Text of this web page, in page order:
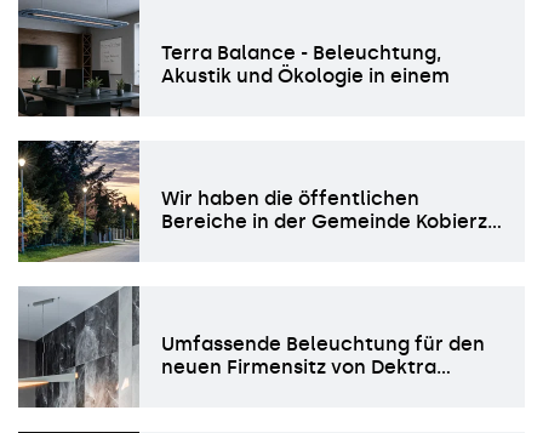
Terra Balance - Beleuchtung,
Akustik und Ökologie in einem
Wir haben die öffentlichen
Bereiche in der Gemeinde Kobierz…
Umfassende Beleuchtung für den
neuen Firmensitz von Dektra…